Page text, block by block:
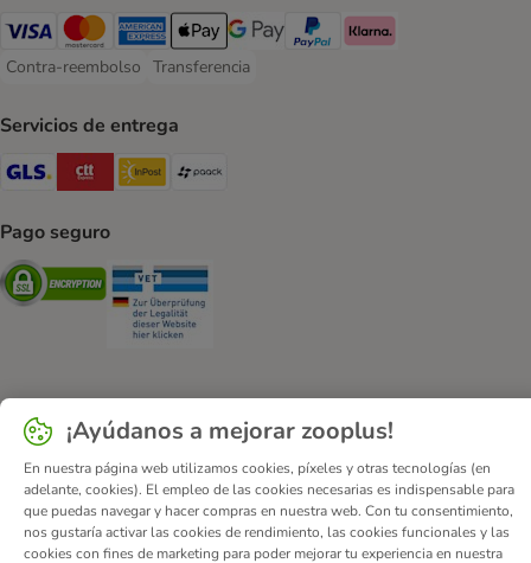
Visa Payment Method
Mastercard Payment Method
American Express Payment Method
Apple Pay Payment Method
Google Pay Payment Method
PayPal Payment Method
Klarna Payment Method
Contra-reembolso
Contra-reembolso Payment Method
Transferencia
Transferencia Payment Method
Servicios de entrega
GLS Shipping Method
CTTExpress Shipping Method
InPost Shipping Method
Pago seguro
Security
Quiénes somos Empleo Corporate Website
Condiciones comerciales generales
DSA
Formulario de desistimiento
Contacto
Gastos de envío y plazo de entrega
Formas de pago
Programa de afiliación
Protección de datos
¡Ayúdanos a mejorar zooplus!
En nuestra página web utilizamos cookies, píxeles y otras tecnologías (en
adelante, cookies). El empleo de las cookies necesarias es indispensable para
que puedas navegar y hacer compras en nuestra web. Con tu consentimiento,
nos gustaría activar las cookies de rendimiento, las cookies funcionales y las
cookies con fines de marketing para poder mejorar tu experiencia en nuestra